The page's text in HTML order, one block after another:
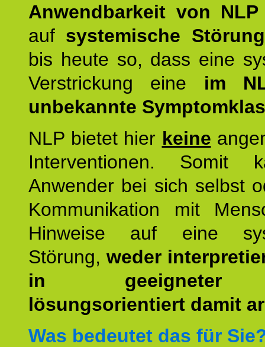
Anwendbarkeit von NLP
auf systemische
bis heute so, dass eine
Verstrickung eine im
unbekannte
NLP bietet hier keine
Interventionen. Somit
Anwender bei sich selbst
Kommunikation mit
Hinweise auf eine
Störung, weder
in geeigneter
lösungsorientiert damit
Was bedeutet das für